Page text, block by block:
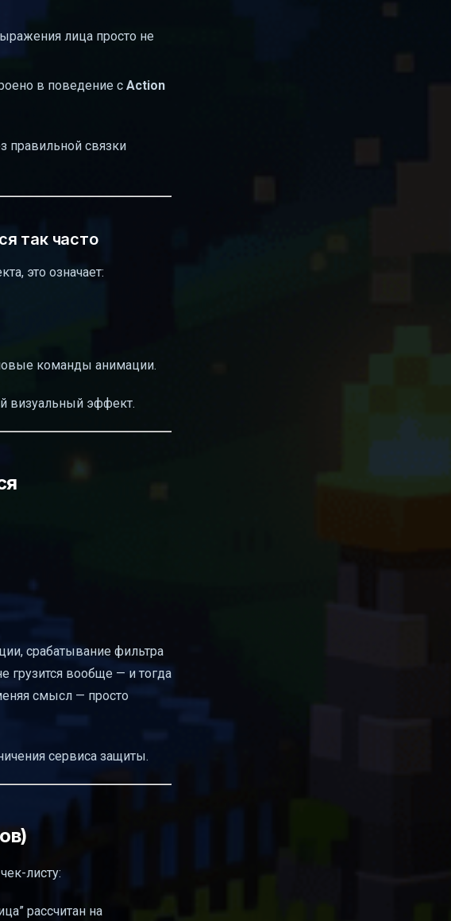
лица просто не
в поведение с Action
правильной связки
так часто
это означает:
команды анимации.
визуальный эффект.
срабатывание фильтра
грузится вообще — и тогда
смысл — просто
сервиса защиты.
листу:
рассчитан на